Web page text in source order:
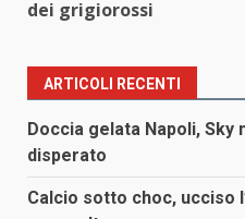
dei grigiorossi
ARTICOLI RECENTI
Doccia gelata Napoli, Sky
disperato
Calcio sotto choc, ucciso